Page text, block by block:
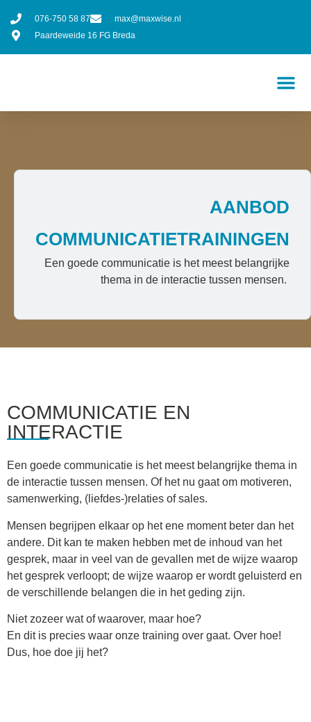
076-750 58 87
max@maxwise.nl
Paardeweide 16 FG Breda
AANBOD
COMMUNICATIETRAININGEN
Een goede communicatie is het meest belangrijke
thema in de interactie tussen mensen.
COMMUNICATIE EN
INTERACTIE
Een goede communicatie is het meest belangrijke thema in
de interactie tussen mensen. Of het nu gaat om motiveren,
samenwerking, (liefdes-)relaties of sales.
Mensen begrijpen elkaar op het ene moment beter dan het
andere. Dit kan te maken hebben met de inhoud van het
gesprek, maar in veel van de gevallen met de wijze waarop
het gesprek verloopt; de wijze waarop er wordt geluisterd en
de verschillende belangen die in het geding zijn.
Niet zozeer wat of waarover, maar hoe?
En dit is precies waar onze training over gaat. Over hoe!
Dus, hoe doe jij het?